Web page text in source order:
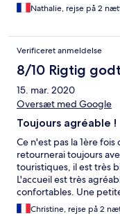
Nathalie, rejse på 2
Verificeret anmeldelse
8/10 Rigtig godt
15. mar. 2020
Oversæt med Google
Toujours agréable !
Ce n'est pas la 1ère
retournerai toujours
touristiques, il est très
L'accueil est très
confortables. Une
les articles de toilette
Christine, rejse på 2